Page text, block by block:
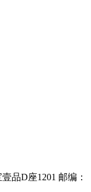
品D座1201 邮编：